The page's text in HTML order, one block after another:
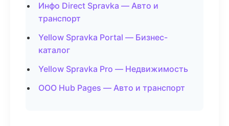
Инфо Direct Spravka — Авто и
транспорт
Yellow Spravka Portal — Бизнес-
каталог
Yellow Spravka Pro — Недвижимость
ООО Hub Pages — Авто и транспорт